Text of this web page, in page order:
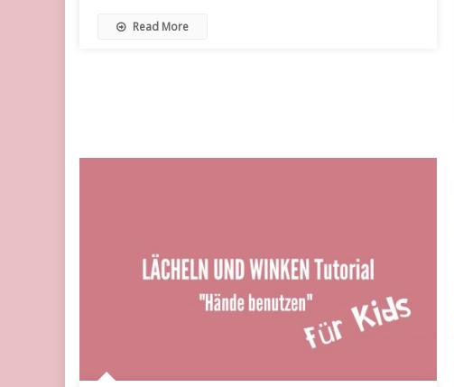
Read More